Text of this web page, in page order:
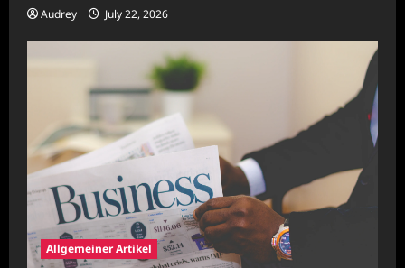
Audrey July 22, 2026
Allgemeiner Artikel